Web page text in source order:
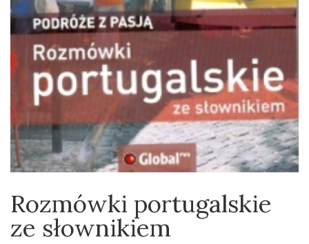
Rozmówki portugalskie
ze słownikiem